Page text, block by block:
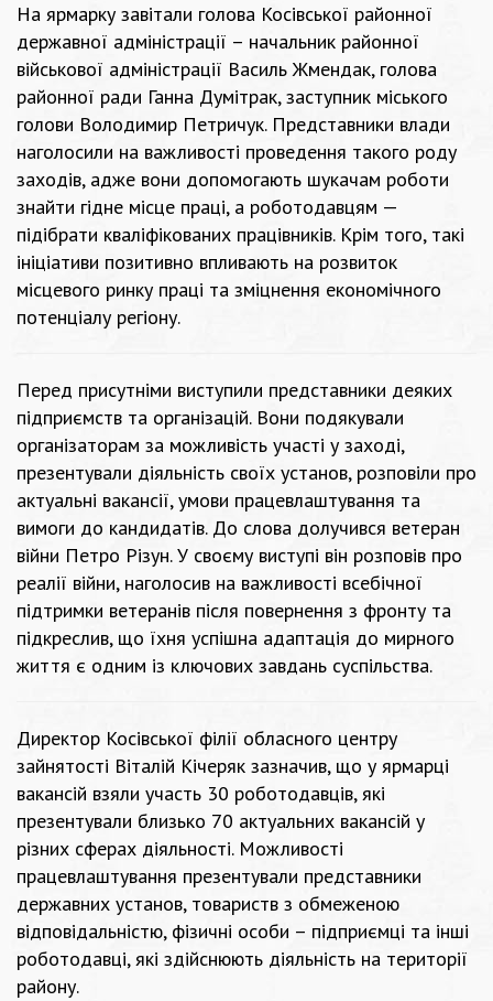
На ярмарку завітали голова Косівської районної
державної адміністрації – начальник районної
військової адміністрації Василь Жмендак, голова
районної ради Ганна Думітрак, заступник міського
голови Володимир Петричук. Представники влади
наголосили на важливості проведення такого роду
заходів, адже вони допомогають шукачам роботи
знайти гідне місце праці, а роботодавцям —
підібрати кваліфікованих працівників. Крім того, такі
ініціативи позитивно впливають на розвиток
місцевого ринку праці та зміцнення економічного
потенціалу регіону.
Перед присутніми виступили представники деяких
підприємств та організацій. Вони подякували
організаторам за можливість участі у заході,
презентували діяльність своїх установ, розповіли про
актуальні вакансії, умови працевлаштування та
вимоги до кандидатів. До слова долучився ветеран
війни Петро Різун. У своєму виступі він розповів про
реалії війни, наголосив на важливості всебічної
підтримки ветеранів після повернення з фронту та
підкреслив, що їхня успішна адаптація до мирного
життя є одним із ключових завдань суспільства.
Директор Косівської філії обласного центру
зайнятості Віталій Кічеряк зазначив, що у ярмарці
вакансій взяли участь 30 роботодавців, які
презентували близько 70 актуальних вакансій у
різних сферах діяльності. Можливості
працевлаштування презентували представники
державних установ, товариств з обмеженою
відповідальністю, фізичні особи – підприємці та інші
роботодавці, які здійснюють діяльність на території
району.